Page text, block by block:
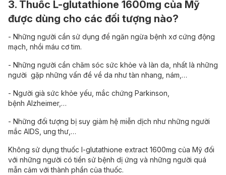
3. Thuốc L-glutathione 1600mg của Mỹ
được dùng cho các đối tượng nào?
- Những người cần sử dụng để ngăn ngừa bệnh xơ cứng động
mạch, nhồi máu cơ tim.
- Những người cần chăm sóc sức khỏe và làn da, nhất là những
người gặp những vấn đề về da như tàn nhang, nám,…
- Người già sức khỏe yếu, mắc chứng Parkinson,
bệnh Alzheimer,…
- Những đối tượng bị suy giảm hệ miễn dịch như những người
mắc AIDS, ung thư,…
Không sử dụng thuốc l-glutathione extract 1600mg của Mỹ đối
với những người có tiền sử bệnh dị ứng và những người quá
mẫn cảm với thành phần của thuốc.